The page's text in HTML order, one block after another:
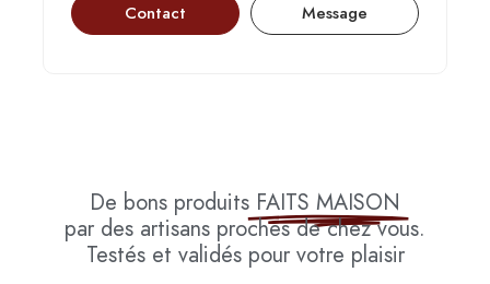
Contact Message
De bons produits FAITS MAISON
par des artisans proches de chez vous.
Testés et validés pour votre plaisir